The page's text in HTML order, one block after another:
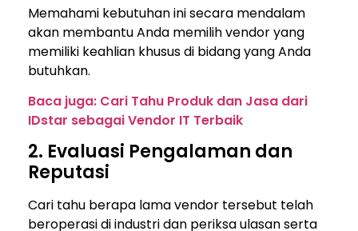
Memahami kebutuhan ini secara mendalam
akan membantu Anda memilih vendor yang
memiliki keahlian khusus di bidang yang Anda
butuhkan.
Baca juga: Cari Tahu Produk dan Jasa dari
IDstar sebagai Vendor IT Terbaik
2. Evaluasi Pengalaman dan
Reputasi
Cari tahu berapa lama vendor tersebut telah
beroperasi di industri dan periksa ulasan serta